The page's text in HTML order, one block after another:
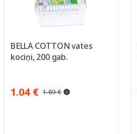
BELLA COTTON vates
kociņi, 200 gab.
1.04 € 1.89 €